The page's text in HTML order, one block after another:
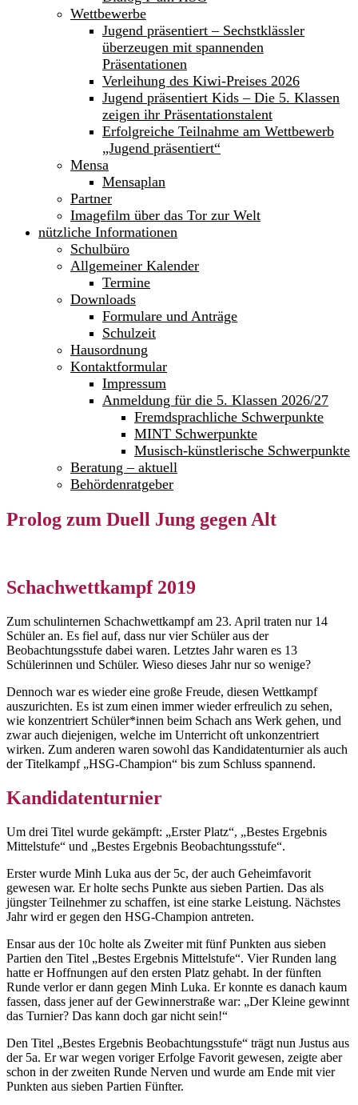
Wettbewerbe
Jugend präsentiert – Sechstklässler
überzeugen mit spannenden
Präsentationen
Verleihung des Kiwi-Preises 2026
Jugend präsentiert Kids – Die 5. Klassen
zeigen ihr Präsentationstalent
Erfolgreiche Teilnahme am Wettbewerb
„Jugend präsentiert“
Mensa
Mensaplan
Partner
Imagefilm über das Tor zur Welt
nützliche Informationen
Schulbüro
Allgemeiner Kalender
Termine
Downloads
Formulare und Anträge
Schulzeit
Hausordnung
Kontaktformular
Impressum
Anmeldung für die 5. Klassen 2026/27
Fremdsprachliche Schwerpunkte
MINT Schwerpunkte
Musisch-künstlerische Schwerpunkte
Beratung – aktuell
Behördenratgeber
Prolog zum Duell Jung gegen Alt
Schachwettkampf 2019
Zum schulinternen Schachwettkampf am 23. April traten nur 14
Schüler an. Es fiel auf, dass nur vier Schüler aus der
Beobachtungsstufe dabei waren. Letztes Jahr waren es 13
Schülerinnen und Schüler. Wieso dieses Jahr nur so wenige?
Dennoch war es wieder eine große Freude, diesen Wettkampf
auszurichten. Es ist zum einen immer wieder erfreulich zu sehen,
wie konzentriert Schüler*innen beim Schach ans Werk gehen, und
zwar auch diejenigen, welche im Unterricht oft unkonzentriert
wirken. Zum anderen waren sowohl das Kandidatenturnier als auch
der Titelkampf „HSG-Champion“ bis zum Schluss spannend.
Kandidatenturnier
Um drei Titel wurde gekämpft: „Erster Platz“, „Bestes Ergebnis
Mittelstufe“ und „Bestes Ergebnis Beobachtungsstufe“.
Erster wurde Minh Luka aus der 5c, der auch Geheimfavorit
gewesen war. Er holte sechs Punkte aus sieben Partien. Das als
jüngster Teilnehmer zu schaffen, ist eine starke Leistung. Nächstes
Jahr wird er gegen den HSG-Champion antreten.
Ensar aus der 10c holte als Zweiter mit fünf Punkten aus sieben
Partien den Titel „Bestes Ergebnis Mittelstufe“. Vier Runden lang
hatte er Hoffnungen auf den ersten Platz gehabt. In der fünften
Runde verlor er dann gegen Minh Luka. Er konnte es danach kaum
fassen, dass jener auf der Gewinnerstraße war: „Der Kleine gewinnt
das Turnier? Das kann doch gar nicht sein!“
Den Titel „Bestes Ergebnis Beobachtungsstufe“ trägt nun Justus aus
der 5a. Er war wegen voriger Erfolge Favorit gewesen, zeigte aber
schon in der zweiten Runde Nerven und wurde am Ende mit vier
Punkten aus sieben Partien Fünfter.